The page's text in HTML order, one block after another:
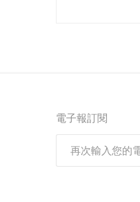
電子報訂閱